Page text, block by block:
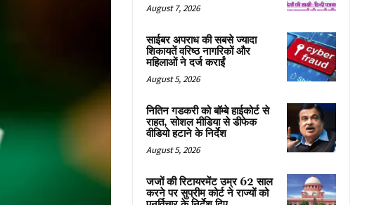
August 7, 2026
साईबर अपराध की सबसे ज्यादा
शिकायतें वरिष्ठ नागरिकों और
महिलाओं ने दर्ज कराईं
August 5, 2026
नितिन गडकरी को बॉम्बे हाईकोर्ट से
राहत, सोशल मीडिया से डीफेक
वीडियो हटाने के निर्देश
August 5, 2026
जजों की रिटायरमेंट उम्र 62 साल
करने पर सुप्रीम कोर्ट ने राज्यों को